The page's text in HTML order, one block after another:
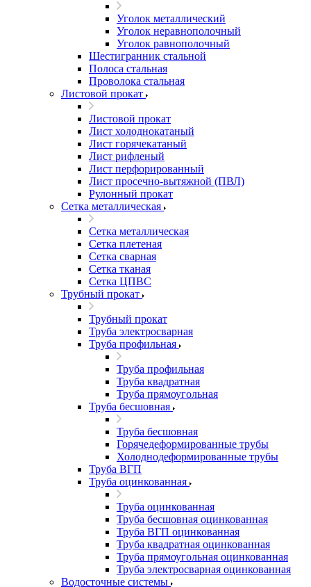
Уголок металлический
Уголок неравнополочный
Уголок равнополочный
Шестигранник стальной
Полоса стальная
Проволока стальная
Листовой прокат
Листовой прокат
Лист холоднокатаный
Лист горячекатаный
Лист рифленый
Лист перфорированный
Лист просечно-вытяжной (ПВЛ)
Рулонный прокат
Сетка металлическая
Сетка металлическая
Сетка плетеная
Сетка сварная
Сетка тканая
Сетка ЦПВС
Трубный прокат
Трубный прокат
Труба электросварная
Труба профильная
Труба профильная
Труба квадратная
Труба прямоугольная
Труба бесшовная
Труба бесшовная
Горячедеформированные трубы
Холоднодеформированные трубы
Труба ВГП
Труба оцинкованная
Труба оцинкованная
Труба бесшовная оцинкованная
Труба ВГП оцинкованная
Труба квадратная оцинкованная
Труба прямоугольная оцинкованная
Труба электросварная оцинкованная
Водосточные системы